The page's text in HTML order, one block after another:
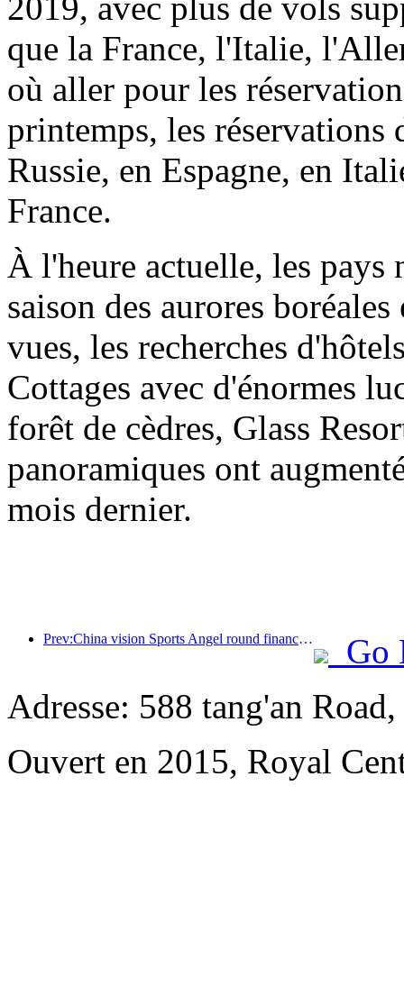
que la France, l'Italie,
où aller pour les
printemps, les réservations
Russie, en Espagne, en
France.
À l'heure actuelle, les pays
saison des aurores
vues, les recherches
Cottages avec d'énormes
forêt de cèdres, Glass
panoramiques ont
mois dernier.
Prev:China vision Sports Angel round finance pour mener la modernisation numérique de l'industrie hôtelière
Go
Adresse: 588 tang'an
Ouvert en 2015, Royal